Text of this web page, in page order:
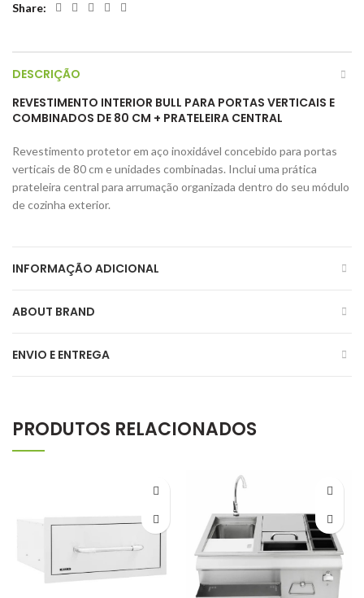
Share
DESCRIÇÃO
REVESTIMENTO INTERIOR BULL PARA PORTAS VERTICAIS E
COMBINADOS DE 80 CM + PRATELEIRA CENTRAL
Revestimento protetor em aço inoxidável concebido para portas
verticais de 80 cm e unidades combinadas. Inclui uma prática
prateleira central para arrumação organizada dentro do seu módulo
de cozinha exterior.
INFORMAÇÃO ADICIONAL
ABOUT BRAND
ENVIO E ENTREGA
PRODUTOS RELACIONADOS